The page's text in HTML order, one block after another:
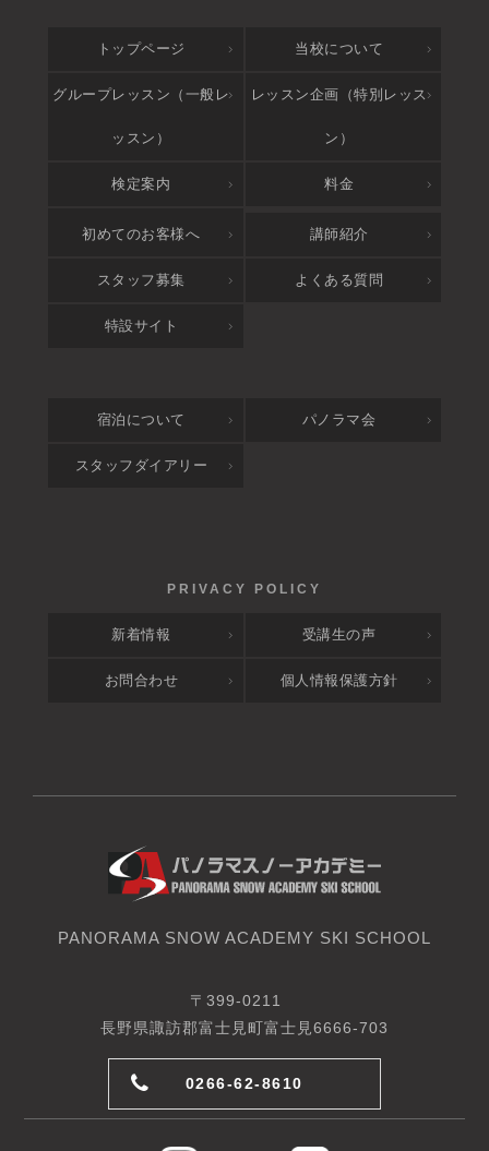
トップページ 当校について
グループレッスン（一般レ
ッスン）
レッスン企画（特別レッス
ン）
検定案内 料金
アクセス
初めてのお客様へ 講師紹介
スタッフ募集 よくある質問
特設サイト
宿泊について パノラマ会
スタッフダイアリー
新着情報 受講生の声
お問合わせ 個人情報保護方針
PANORAMA SNOW ACADEMY SKI SCHOOL
〒399-0211
長野県諏訪郡富士見町富士見6666-703
0266-62-8610